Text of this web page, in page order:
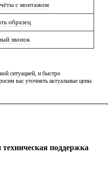
с монтажом
образец
звонок
ситуацией, и быстро
вас уточнять актуальные цены
поддержка